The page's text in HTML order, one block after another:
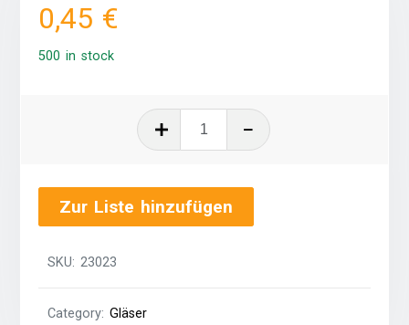
0,45 €
500 in stock
Wasserkelch
quantity
Zur Liste hinzufügen
SKU:23023
Category:Gläser